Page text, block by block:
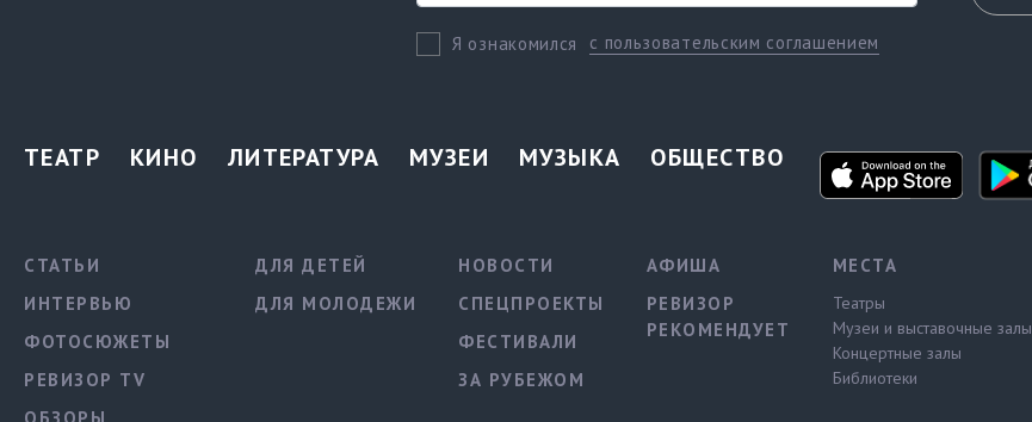
Я ознакомился с пользовательским соглашением
ТЕАТР КИНО ЛИТЕРАТУРА МУЗЕИ МУЗЫКА ОБЩЕСТВО
СТАТЬИ
ИНТЕРВЬЮ
ФОТОСЮЖЕТЫ
РЕВИЗОР TV
ДЛЯ ДЕТЕЙ
ДЛЯ МОЛОДЕЖИ
НОВОСТИ
СПЕЦПРОЕКТЫ
ФЕСТИВАЛИ
ЗА РУБЕЖОМ
АФИША
РЕВИЗОР
РЕКОМЕНДУЕТ
МЕСТА
Театры
Музеи и выставочные залы
Концертные залы
Библиотеки